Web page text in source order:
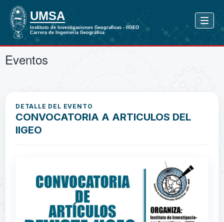
Eventos
DETALLE DEL EVENTO
CONVOCATORIA A ARTICULOS DEL
IIGEO